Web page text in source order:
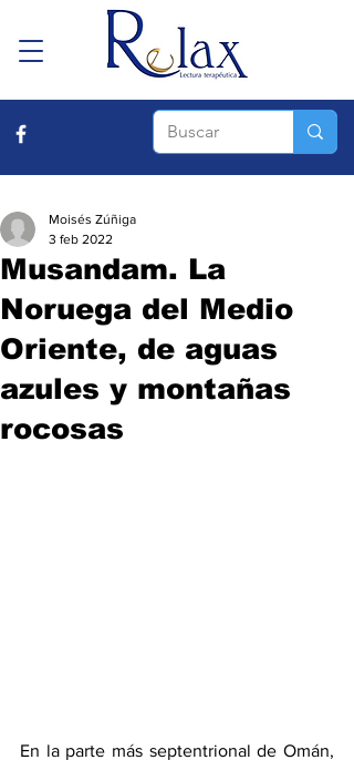
Musandam. La
Noruega del Medio
Oriente, de aguas
azules y montañas
rocosas
Moisés Zúñiga
3 feb 2022
En la parte más septentrional de Omán,